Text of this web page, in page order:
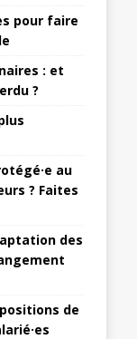
pour faire
: et
?
au
? Faites
des
de